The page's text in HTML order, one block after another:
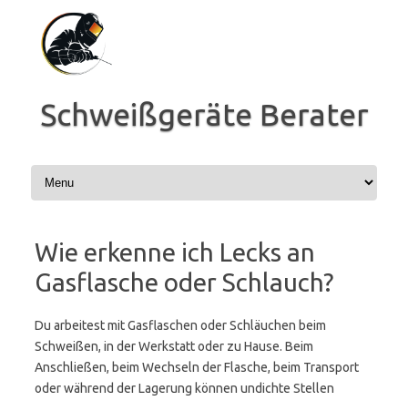
Inhalt
springen
Schweißgeräte Berater
Wie erkenne ich Lecks an
Gasflasche oder Schlauch?
Du arbeitest mit Gasflaschen oder Schläuchen beim
Schweißen, in der Werkstatt oder zu Hause. Beim
Anschließen, beim Wechseln der Flasche, beim Transport
oder während der Lagerung können undichte Stellen